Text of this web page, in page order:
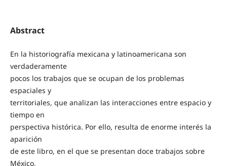
Abstract
En la historiografía mexicana y latinoamericana son
verdaderamente
pocos los trabajos que se ocupan de los problemas
espaciales y
territoriales, que analizan las interacciones entre espacio y
tiempo en
perspectiva histórica. Por ello, resulta de enorme interés la
aparición
de este libro, en el que se presentan doce trabajos sobre
México,